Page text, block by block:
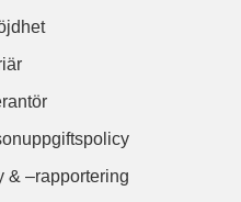
& –rapportering